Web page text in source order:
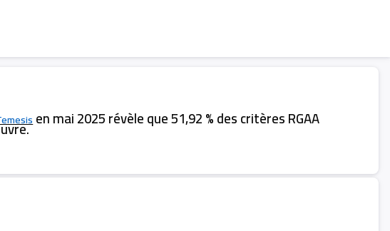
en mai 2025 révèle que51,92 % des critères RGAA